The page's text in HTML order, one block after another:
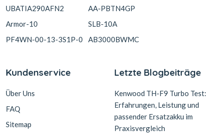
UBATIA290AFN2
Armor-10
PF4WN-00-13-3S1P-0
AA-PBTN4GP
SLB-10A
AB3000BWMC
Kundenservice
Über Uns
FAQ
Sitemap
Letzte Blogbeiträge
Kenwood TH-F9 Turbo Test:
Erfahrungen, Leistung und
passender Ersatzakku im
Praxisvergleich